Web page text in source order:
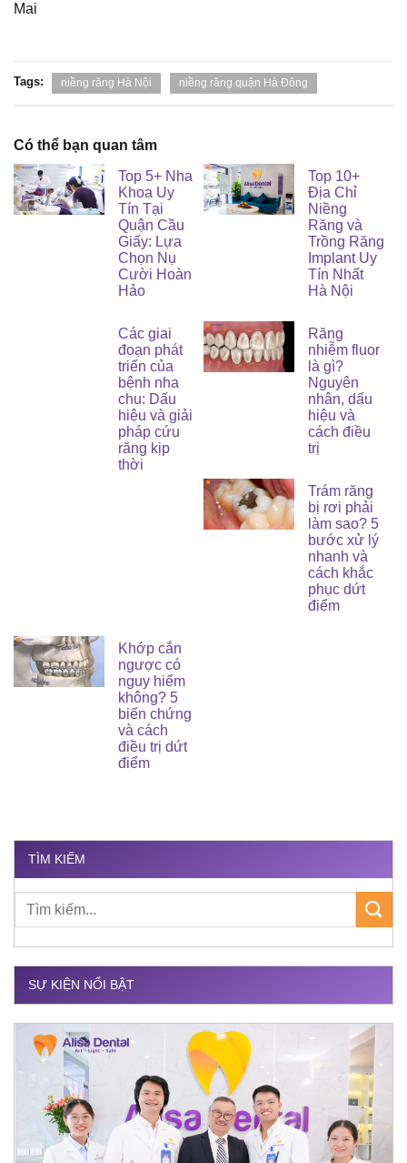
Mai
Tags: niềng răng Hà Nội niềng răng quận Hà Đông
Có thể bạn quan tâm
Top 5+ Nha
Khoa Uy
Tín Tại
Quận Cầu
Giấy: Lựa
Chọn Nụ
Cười Hoàn
Hảo
Top 10+
Địa Chỉ
Niềng
Răng và
Trồng Răng
Implant Uy
Tín Nhất
Hà Nội
Các giai
đoạn phát
triển của
bệnh nha
chu: Dấu
hiệu và giải
pháp cứu
răng kịp
thời
Răng
nhiễm fluor
là gì?
Nguyên
nhân, dấu
hiệu và
cách điều
trị
Trám răng
bị rơi phải
làm sao? 5
bước xử lý
nhanh và
cách khắc
phục dứt
điểm
Khớp cắn
ngược có
nguy hiểm
không? 5
biến chứng
và cách
điều trị dứt
điểm
TÌM KIẾM
SỰ KIỆN NỔI BẬT